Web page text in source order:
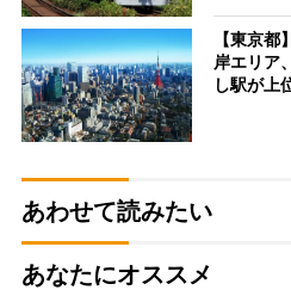
【東京
岸エリア
し駅が上
あわせて読みたい
あなたにオススメ